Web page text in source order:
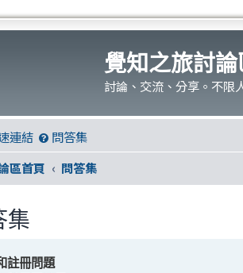
覺知之旅討論
討論、交流、分享。不限
連結 問答集
區首頁
問答集
集
註冊問題